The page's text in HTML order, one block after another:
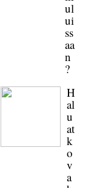
ul
ui
ss
aa
n
?
H
al
u
at
k
o
v
a